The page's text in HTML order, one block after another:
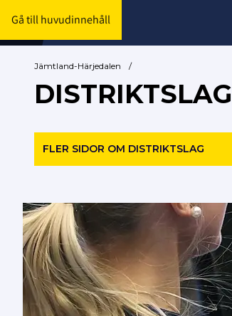
Gå till huvudinnehåll
Jämtland-Härjedalen /
DISTRIKTSLAG
FLER SIDOR OM DISTRIKTSLAG